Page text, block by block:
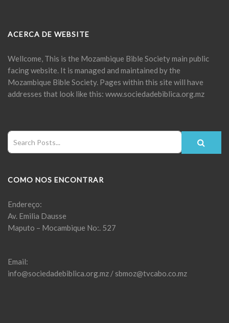
ACERCA DE WEBSITE
Wellcome, This is the Mozambique Bible Society main public
facing website. It is managed and maintained by the
Mozambique Bible Society. Pages within this site will have
addresses that look like this: www.sociedadebiblica.org.mz
COMO NOS ENCONTRAR
Endereço:
Av. Emilia Dausse
Maputo – Mocambique No:. 527
Email:
info@sociedadebiblica.org.mz / sbmoz@tvcabo.co.mz